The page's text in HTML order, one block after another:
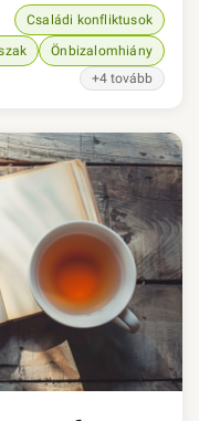
Családi konfliktusok
Önbizalomhiány
+4 tovább